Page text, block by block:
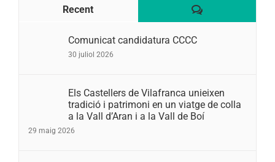
Recent Comentaris
Comunicat candidatura CCCC
30 juliol 2026
Els Castellers de Vilafranca unieixen
tradició i patrimoni en un viatge de colla
a la Vall d’Aran i a la Vall de Boí
29 maig 2026